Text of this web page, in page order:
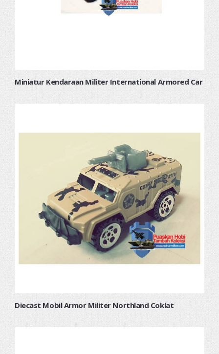
Miniatur Kendaraan Militer International Armored Car
Diecast Mobil Armor Militer Northland Coklat